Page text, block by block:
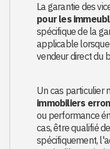
La garantie des
pour les
spécifique de la
applicable
vendeur direct du
Un cas particulier
immobiliers
ou performance
cas, être qualifié
spécifiquement,